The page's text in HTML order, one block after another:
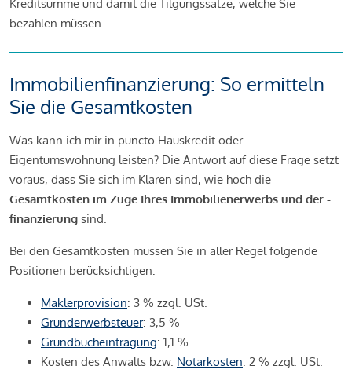
Kreditsumme und damit die Tilgungssätze, welche Sie
bezahlen müssen.
Immobilienfinanzierung: So ermitteln
Sie die Gesamtkosten
Was kann ich mir in puncto Hauskredit oder
Eigentumswohnung leisten? Die Antwort auf diese Frage setzt
voraus, dass Sie sich im Klaren sind, wie hoch die
Gesamtkosten im Zuge Ihres Immobilienerwerbs und der -
finanzierung sind.
Bei den Gesamtkosten müssen Sie in aller Regel folgende
Positionen berücksichtigen:
Maklerprovision: 3 % zzgl. USt.
Grunderwerbsteuer: 3,5 %
Grundbucheintragung: 1,1 %
Kosten des Anwalts bzw. Notarkosten: 2 % zzgl. USt.